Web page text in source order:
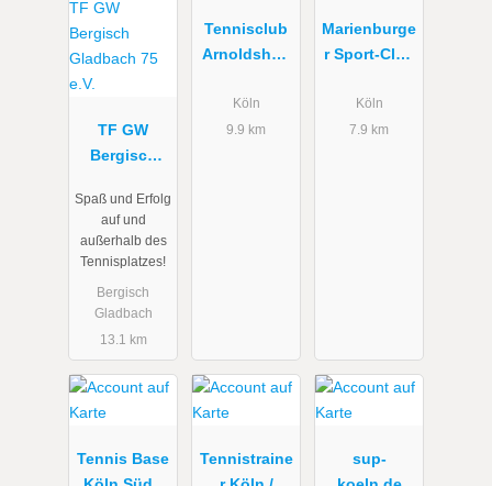
TF GW
Bergisch
e.V.
Spaß und Erfolg
auf und
außerhalb des
Tennisplatzes!
Bergisch
Gladbach
13.1 km
Tennisclub
Arnoldshöh
Köln
9.9 km
Marienburge
r Sport-Club
Köln
7.9 km
Tennis Base
Tennistraine
sup-